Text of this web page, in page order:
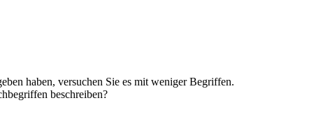
haben, versuchen Sie es mit weniger Begriffen.
beschreiben?